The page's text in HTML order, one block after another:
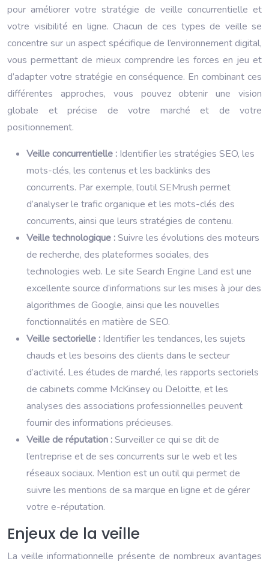
pour améliorer votre stratégie de veille concurrentielle et
votre visibilité en ligne. Chacun de ces types de veille se
concentre sur un aspect spécifique de l’environnement digital,
vous permettant de mieux comprendre les forces en jeu et
d’adapter votre stratégie en conséquence. En combinant ces
différentes approches, vous pouvez obtenir une vision
globale et précise de votre marché et de votre
positionnement.
Veille concurrentielle : Identifier les stratégies SEO, les
mots-clés, les contenus et les backlinks des
concurrents. Par exemple, l’outil SEMrush permet
d’analyser le trafic organique et les mots-clés des
concurrents, ainsi que leurs stratégies de contenu.
Veille technologique :Suivre les évolutions des moteurs
de recherche, des plateformes sociales, des
technologies web. Le site Search Engine Land est une
excellente source d’informations sur les mises à jour des
algorithmes de Google, ainsi que les nouvelles
fonctionnalités en matière de SEO.
Veille sectorielle : Identifier les tendances, les sujets
chauds et les besoins des clients dans le secteur
d’activité. Les études de marché, les rapports sectoriels
de cabinets comme McKinsey ou Deloitte, et les
analyses des associations professionnelles peuvent
fournir des informations précieuses.
Veille de réputation :Surveiller ce qui se dit de
l’entreprise et de ses concurrents sur le web et les
réseaux sociaux. Mention est un outil qui permet de
suivre les mentions de sa marque en ligne et de gérer
votre e-réputation.
Enjeux de la veille
La veille informationnelle présente de nombreux avantages